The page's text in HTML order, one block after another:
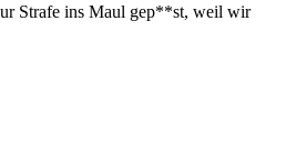
Strafe ins Maul gep**st, weil wir